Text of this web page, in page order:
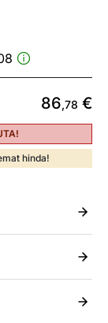
86,78 €
hinda!